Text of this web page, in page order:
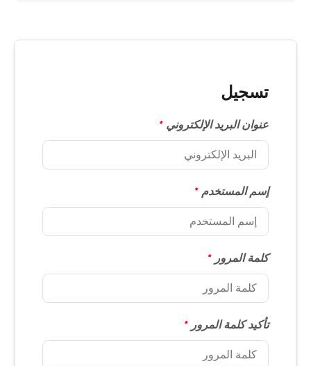
تسجيل
عنوان البريد الإلكتروني *
إسم المستخدم *
كلمة المرور *
تأكيد كلمة المرور *